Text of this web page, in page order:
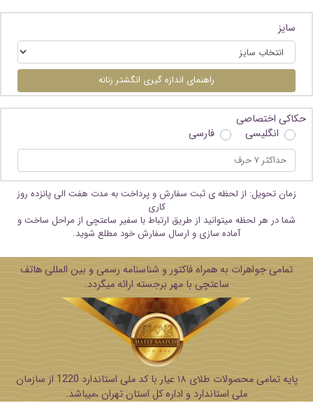
سایز
راهنمای اندازه گیری انگشتر زنانه
حکاکی اختصاصی
انگلیسی
فارسی
زمان تحویل: از لحظه ی ثبت سفارش و پرداخت به مدت هفت الی پانزده روز
کاری
شما در هر لحظه میتوانید از طریق ارتباط با سفیر ساعتچی از مراحل ساخت و
آماده سازی و ارسال سفارش خود مطلع شوید.
تمامی جواهرات به همراه فاکتور و شناسنامه رسمی و بین المللی هاتف
ساعتچی با مهر برجسته ارائه میگردد.
پایه تمامی محصولات طلای ۱۸ عیار با کد ملی استاندارد 1220 از سازمان
ملی استاندارد و اداره کل استان تهران ،میباشد.